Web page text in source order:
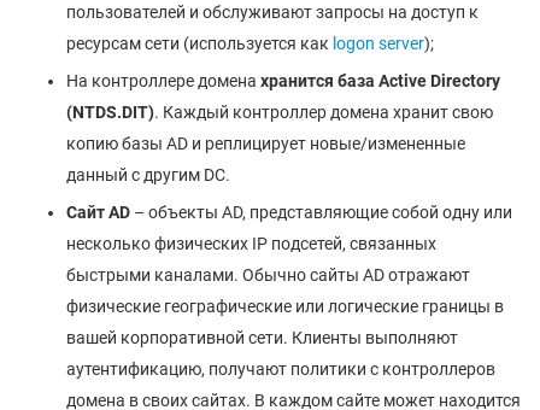
пользователей и обслуживают запросы на доступ к
ресурсам сети (используется как logon server);
На контроллере домена хранится база Active Directory
(NTDS.DIT). Каждый контроллер домена хранит свою
копию базы AD и реплицирует новые/измененные
данный с другим DC.
Сайт AD – объекты AD, представляющие собой одну или
несколько физических IP подсетей, связанных
быстрыми каналами. Обычно сайты AD отражают
физические географические или логические границы в
вашей корпоративной сети. Клиенты выполняют
аутентификацию, получают политики с контроллеров
домена в своих сайтах. В каждом сайте может находится